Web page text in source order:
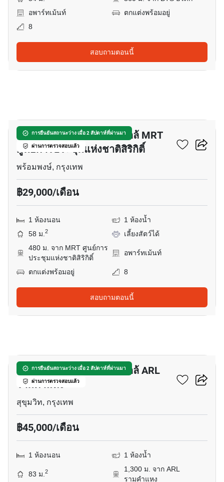
อพาร์ทเม้นท์
ตกแต่งพร้อมอยู่
8
สอบถามตอนนี้
การยืนยันสถานะว่าง เมื่อ 2 สัปดาห์ที่ผ่านมา
ผ่านการตรวจสอบแล้ว
อพาร์ทเมนต์ 1-ห้องนอน ใกล้ MRT
ศูนย์การประชุมแห่งชาติสิริกิติ์
พร้อมพงษ์, กรุงเทพ
฿29,000/เดือน
1 ห้องนอน
1 ห้องน้ำ
58 ม.2
เลี้ยงสัตว์ได้
480 ม. จาก MRT ศูนย์การ
ประชุมแห่งชาติสิริกิติ์
อพาร์ทเม้นท์
ตกแต่งพร้อมอยู่ 8
สอบถามตอนนี้
การยืนยันสถานะว่าง เมื่อ 2 สัปดาห์ที่ผ่านมา
ผ่านการตรวจสอบแล้ว
อพาร์ทเมนต์ 1-ห้องนอน ใกล้ ARL
รามคำแหง
สุขุมวิท, กรุงเทพ
฿45,000/เดือน
1 ห้องนอน 1 ห้องน้ำ
83 ม.2
1,300 ม. จาก ARL
รามคำแหง